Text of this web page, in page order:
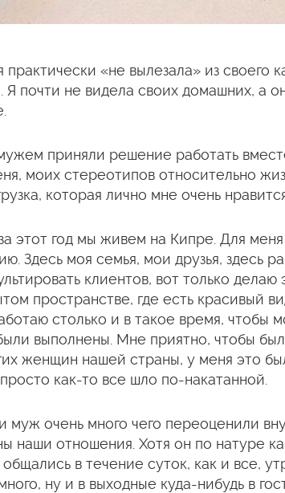
«не вылезала» из своего
Я почти не видела своих домашних, а
приняли решение работать
моих стереотипов относительно
которая лично мне очень
этот год мы живем на Кипре. Для
Здесь моя семья, мои друзья, здесь
клиентов, вот только делаю
пространстве, где есть красивый
столько и в такое время, чтобы
выполнены. Мне приятно, чтобы
женщин нашей страны, у меня это
как-то все шло по-накатанной.
муж очень много чего переоценили
наши отношения. Хотя он по натуре
в течение суток, как и все,
ну и в выходные куда-нибудь в